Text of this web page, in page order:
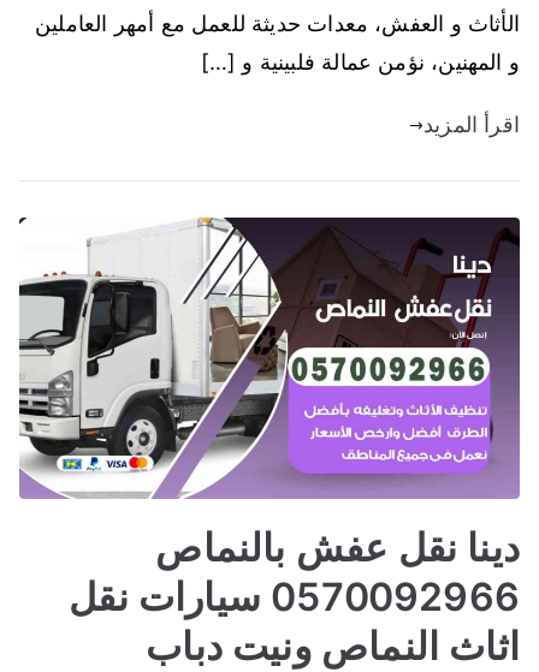
الأثاث و العفش، معدات حديثة للعمل مع أمهر العاملين
و المهنين، نؤمن عمالة فلبينية و […]
اقرأ المزيد
دينا نقل عفش بالنماص
0570092966 سيارات نقل
اثاث النماص ونيت دباب